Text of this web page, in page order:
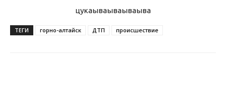
цукаываываываыва
ТЕГИ горно-алтайск ДТП происшествие